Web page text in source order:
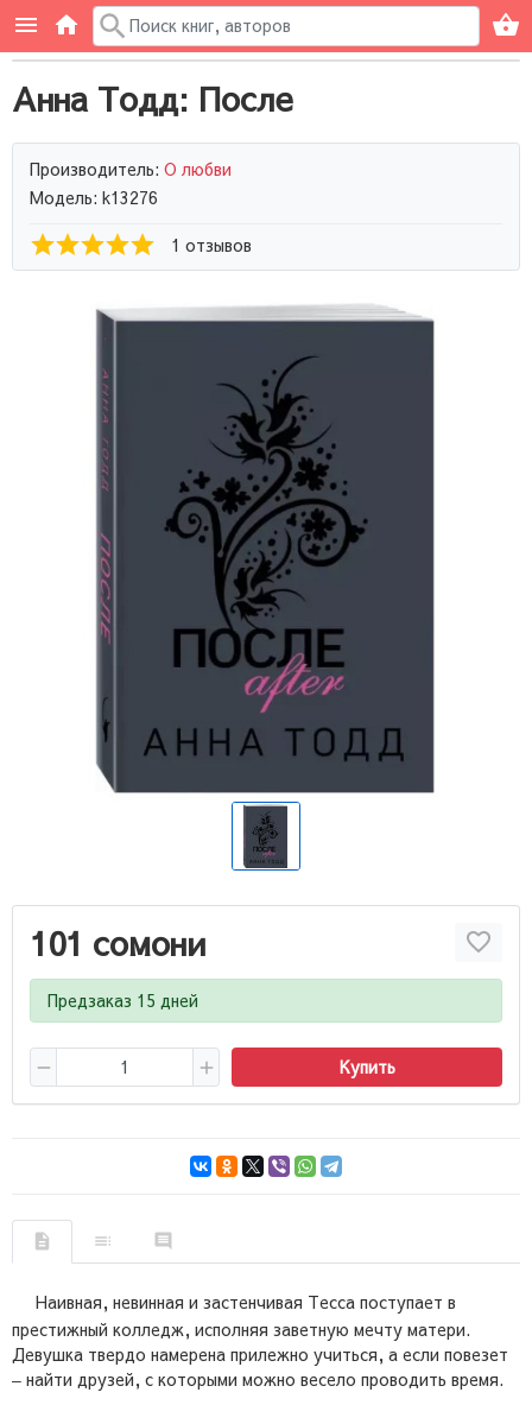
Анна Тодд: После
Производитель: О любви
Модель: k13276
1 отзывов
101 сомони
Предзаказ 15 дней
Купить
Наивная, невинная и застенчивая Тесса поступает в
престижный колледж, исполняя заветную мечту матери.
Девушка твердо намерена прилежно учиться, а если повезет
‒ найти друзей, с которыми можно весело проводить время.